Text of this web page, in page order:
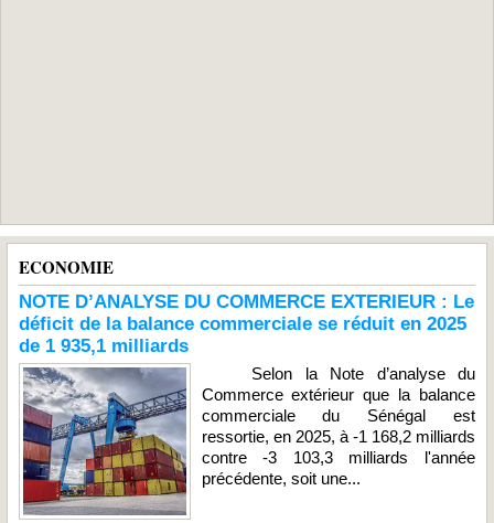
ECONOMIE
NOTE D’ANALYSE DU COMMERCE EXTERIEUR : Le
déficit de la balance commerciale se réduit en 2025
de 1 935,1 milliards
Selon la Note d’analyse du
Commerce extérieur que la balance
commerciale du Sénégal est
ressortie, en 2025, à -1 168,2 milliards
contre -3 103,3 milliards l'année
précédente, soit une...